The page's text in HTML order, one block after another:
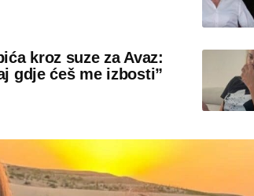
kroz suze za Avaz:
gdje ćeš me izbosti”